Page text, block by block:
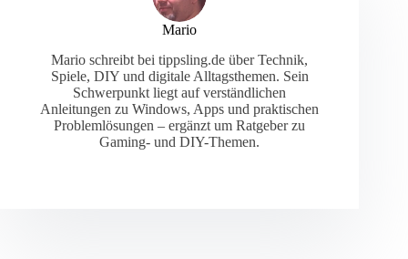
Mario
Mario schreibt bei tippsling.de über Technik,
Spiele, DIY und digitale Alltagsthemen. Sein
Schwerpunkt liegt auf verständlichen
Anleitungen zu Windows, Apps und praktischen
Problemlösungen – ergänzt um Ratgeber zu
Gaming- und DIY-Themen.